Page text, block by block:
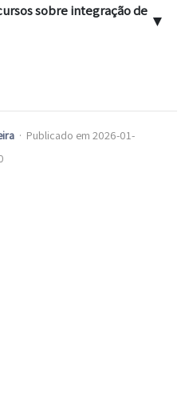
sobre integração de ▼
· Publicado em 2026-01-